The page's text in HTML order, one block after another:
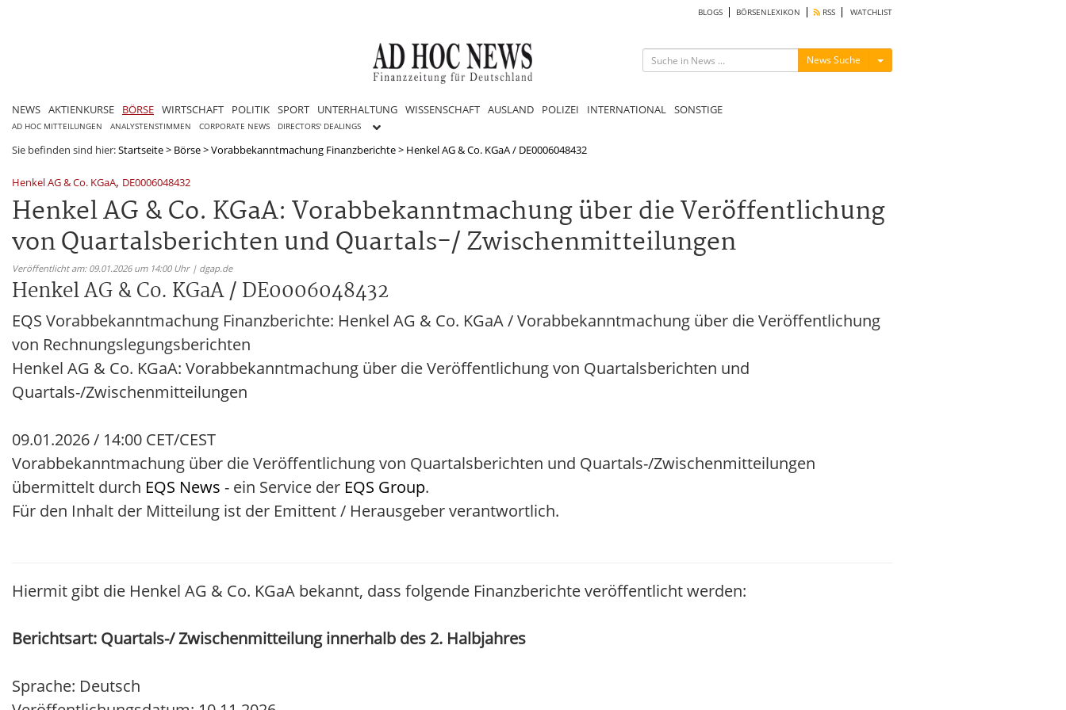
BLOGS BÖRSENLEXIKON RSS WATCHLIST
News Suche Menü ein-/ausblenden
NEWS AKTIENKURSE BÖRSE WIRTSCHAFT POLITIK SPORT UNTERHALTUNG WISSENSCHAFT AUSLAND POLIZEI INTERNATIONAL SONSTIGE
AD HOC MITTEILUNGEN ANALYSTENSTIMMEN CORPORATE NEWS DIRECTORS' DEALINGS
Sie befinden sind hier:Startseite> Börse>Vorabbekanntmachung Finanzberichte> Henkel AG & Co. KGaA / DE0006048432
Henkel AG & Co. KGaA, DE0006048432
Henkel AG & Co. KGaA: Vorabbekanntmachung über die Veröffentlichung
von Quartalsberichten und Quartals-/ Zwischenmitteilungen
Veröffentlicht am: 09.01.2026 um 14:00 Uhr | dgap.de
Henkel AG & Co. KGaA / DE0006048432
EQS Vorabbekanntmachung Finanzberichte: Henkel AG & Co. KGaA / Vorabbekanntmachung über die Veröffentlichung
von Rechnungslegungsberichten
Henkel AG & Co. KGaA: Vorabbekanntmachung über die Veröffentlichung von Quartalsberichten und
Quartals-/Zwischenmitteilungen
09.01.2026 / 14:00 CET/CEST
Vorabbekanntmachung über die Veröffentlichung von Quartalsberichten und Quartals-/Zwischenmitteilungen
übermittelt durch EQS News - ein Service der EQS Group.
Für den Inhalt der Mitteilung ist der Emittent / Herausgeber verantwortlich.
Hiermit gibt die Henkel AG & Co. KGaA bekannt, dass folgende Finanzberichte veröffentlicht werden:
Berichtsart: Quartals-/ Zwischenmitteilung innerhalb des 2. Halbjahres
Sprache: Deutsch